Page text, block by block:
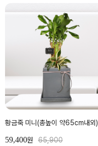
황금죽 미니(총높이 약65cm내외)
59,400원 65,900